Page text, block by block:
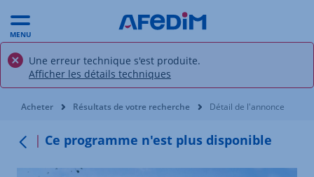
MENU
Une erreur technique s'est produite.
Afficher les détails techniques
Vous êtes ici:
Acheter Résultats de votre recherche Détail de l'annonce
Ce programme n'est plus disponible